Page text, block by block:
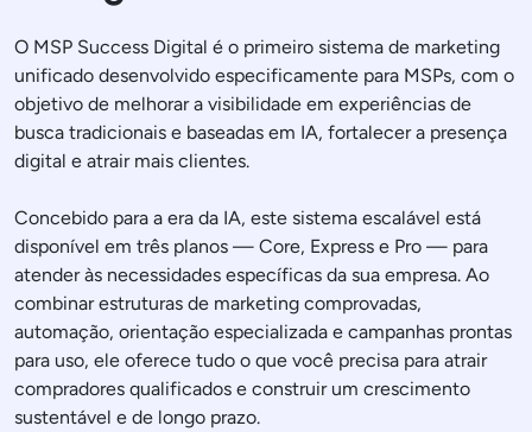
O MSP Success Digital é o primeiro sistema de marketing
unificado desenvolvido especificamente para MSPs, com o
objetivo de melhorar a visibilidade em experiências de
busca tradicionais e baseadas em IA, fortalecer a presença
digital e atrair mais clientes.
Concebido para a era da IA, este sistema escalável está
disponível em três planos — Core, Express e Pro — para
atender às necessidades específicas da sua empresa. Ao
combinar estruturas de marketing comprovadas,
automação, orientação especializada e campanhas prontas
para uso, ele oferece tudo o que você precisa para atrair
compradores qualificados e construir um crescimento
sustentável e de longo prazo.